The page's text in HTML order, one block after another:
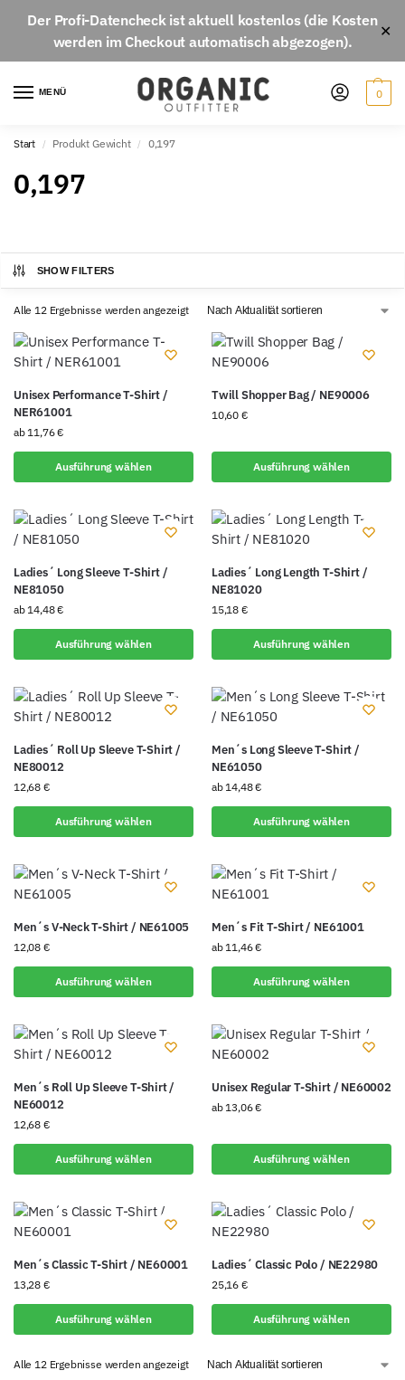
Der Profi-Datencheckist aktuell kostenlos(die Kosten
werden im Checkout automatisch abgezogen).
✕
MENÜ 0
Start / Produkt Gewicht / 0,197
0,197
SHOW FILTERS
Alle 12 Ergebnisse werden angezeigt
Unisex Performance T-Shirt /
NER61001
ab 11,76€
Ausführung wählen
Twill Shopper Bag / NE90006
10,60 €
Ausführung wählen
Ladies´ Long Sleeve T-Shirt /
NE81050
ab 14,48€
Ausführung wählen
Ladies´ Long Length T-Shirt /
NE81020
15,18 €
Ausführung wählen
Ladies´ Roll Up Sleeve T-Shirt /
NE80012
12,68 €
Ausführung wählen
Men´s Long Sleeve T-Shirt /
NE61050
ab 14,48€
Ausführung wählen
Men´s V-Neck T-Shirt / NE61005
12,08 €
Ausführung wählen
Men´s Fit T-Shirt / NE61001
ab 11,46€
Ausführung wählen
Men´s Roll Up Sleeve T-Shirt /
NE60012
12,68 €
Ausführung wählen
Unisex Regular T-Shirt / NE60002
ab 13,06€
Ausführung wählen
Men´s Classic T-Shirt / NE60001
13,28 €
Ausführung wählen
Ladies´ Classic Polo / NE22980
25,16 €
Ausführung wählen
Alle 12 Ergebnisse werden angezeigt